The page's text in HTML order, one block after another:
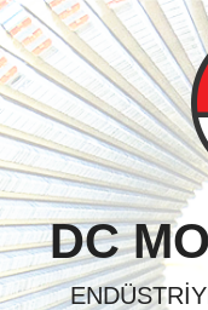
Skip
to
content
DC